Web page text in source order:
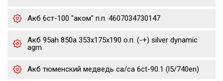
Акб 6ст-100 "аком" п.п. 4607034730147
Акб 95ah 850a 353x175x190 о.п. (-+) silver dynamic
agm
Акб тюменский медведь ca/ca 6ct-90.1 (l5/740en)